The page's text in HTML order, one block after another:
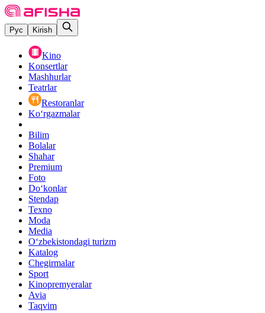
Рус Kirish
Kino
Konsertlar
Mashhurlar
Teatrlar
Restoranlar
Ko‘rgazmalar
Bilim
Bolalar
Shahar
Premium
Foto
Do‘konlar
Stendap
Texno
Moda
Media
O‘zbekistondagi turizm
Katalog
Chegirmalar
Sport
Kinopremyeralar
Avia
Taqvim